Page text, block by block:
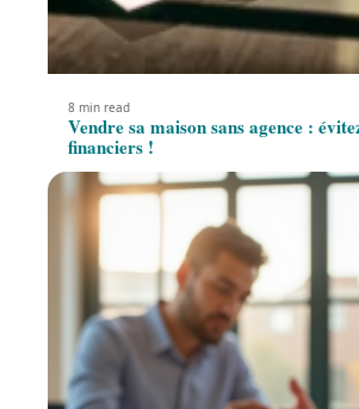
8 min read
Vendre sa maison sans agence :
financiers !